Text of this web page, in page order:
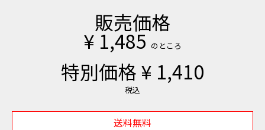
販売価格
¥ 1,485 のところ
特別価格¥ 1,410
税込
送料無料